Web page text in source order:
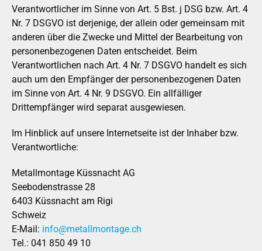
Verantwortlicher im Sinne von Art. 5 Bst. j DSG bzw. Art. 4
Nr. 7 DSGVO ist derjenige, der allein oder gemeinsam mit
anderen über die Zwecke und Mittel der Bearbeitung von
personenbezogenen Daten entscheidet. Beim
Verantwortlichen nach Art. 4 Nr. 7 DSGVO handelt es sich
auch um den Empfänger der personenbezogenen Daten
im Sinne von Art. 4 Nr. 9 DSGVO. Ein allfälliger
Drittempfänger wird separat ausgewiesen.
Im Hinblick auf unsere Internetseite ist der Inhaber bzw.
Verantwortliche:
Metallmontage Küssnacht AG
Seebodenstrasse 28
6403 Küssnacht am Rigi
Schweiz
E-Mail: info@metallmontage.ch
Tel.: 041 850 49 10